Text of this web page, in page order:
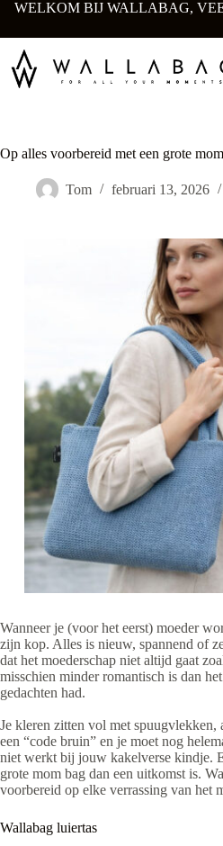
Ga
de
inhoud
WELKOM BIJ WALLABAG,
Op alles voorbereid met een grote
Tom februari 13, 2026
Wanneer je (voor het eerst) moeder
zijn kop. Alles is nieuw, spannend of
dat het moederschap niet altijd gaat
misschien minder romantisch is dan
gedachten had.
Je kleren zitten vol met spuugvlekken,
een “code bruin” en je moet nog
niet werkt bij jouw kakelverse kindje.
grote mom bag dan een uitkomst is.
voorbereid op elke verrassing van het
Wallabag luiertas